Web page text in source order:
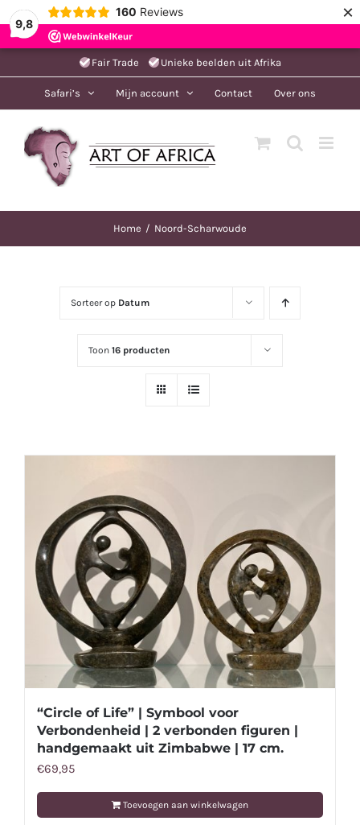
9,8
160 Reviews ×
naar
Fair Trade Unieke beelden uit Afrika
Safari’s Mijn account Contact Over ons
Home Noord-Scharwoude
Sorteer op Datum
Toon16 producten
“Circle of Life” | Symbool voor
Verbondenheid | 2 verbonden figuren |
handgemaakt uit Zimbabwe | 17 cm.
€69,95
Toevoegen aan winkelwagen